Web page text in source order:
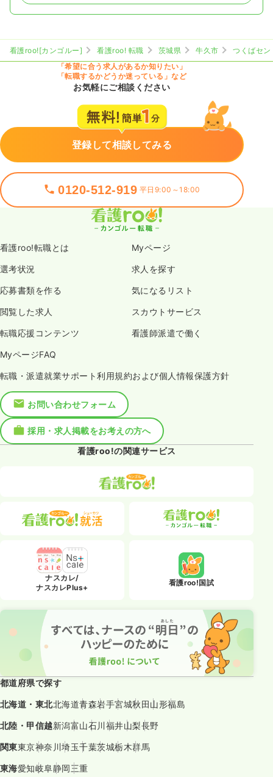
看護roo![カンゴルー] 看護roo! 転職 茨城県 牛久市
つくばセ
「希望に合う求人があるか知りたい」
「転職するかどうか迷っている」など
お気軽にご相談ください
登録して相談してみる
0120-512-919 平日9:00～18:00
看護roo!転職とは Myページ
選考状況 求人を探す
応募書類を作る 気になるリスト
閲覧した求人 スカウトサービス
転職応援コンテンツ 看護師派遣で働く
MyページFAQ
転職・派遣就業サポート利用規約および個人情報保護方針
お問い合わせフォーム
採用・求人掲載をお考えの方へ
看護roo!の関連サービス
ナスカレ/
ナスカレPlus+
看護roo!国試
都道府県で探す
北海道・東北北海道青森岩手宮城秋田 山形福島
北陸・甲信越新潟富山石川 福井山梨長野
関東東京神奈川埼玉千葉茨城栃木群馬
東海愛知岐阜静岡三重